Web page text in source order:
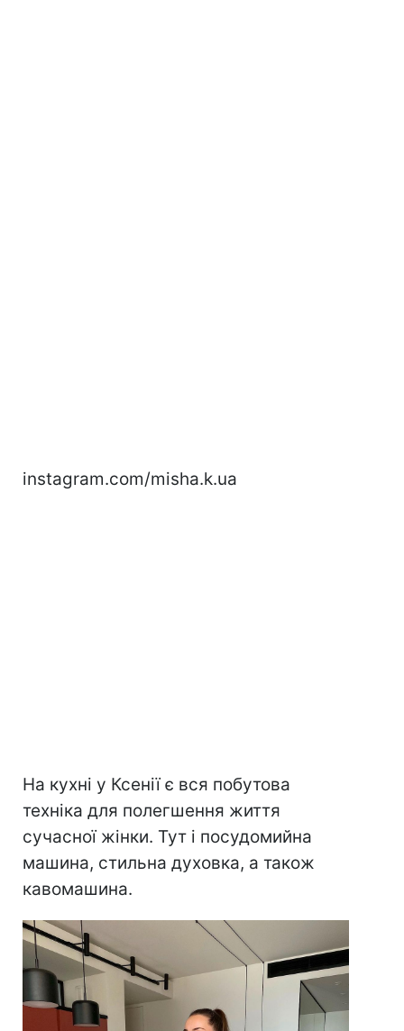
instagram.com/misha.k.ua
На кухні у Ксенії є вся побутова
техніка для полегшення життя
сучасної жінки. Тут і посудомийна
машина, стильна духовка, а також
кавомашина.